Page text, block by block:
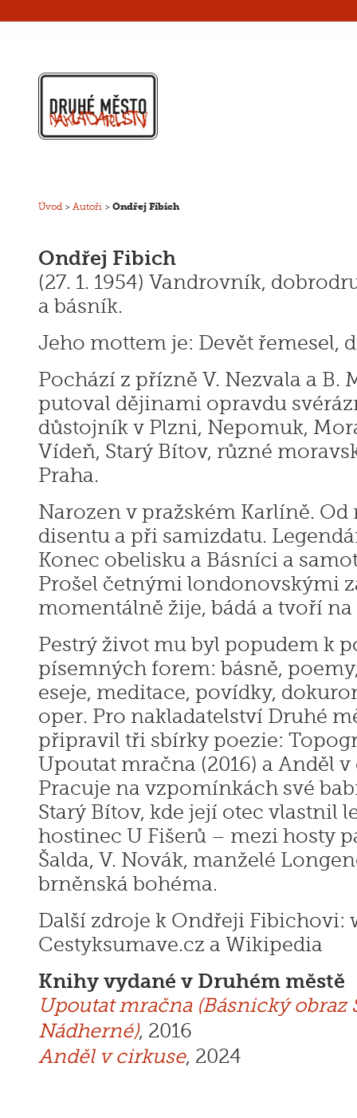
Úvod > Autoři > Ondřej Fibich
Ondřej Fibich
(27. 1. 1954) Vandrovník,
a básník.
Jeho mottem je: Devět řemesel,
Pochází z přízně V. Nezvala a B.
putoval dějinami opravdu
důstojník v Plzni, Nepomuk,
Vídeň, Starý Bítov, různé
Praha.
Narozen v pražském Karlíně. Od
disentu a při samizdatu.
Konec obelisku a Básníci a
Prošel četnými londonovskými
momentálně žije, bádá a tvoří na
Pestrý život mu byl popudem k
písemných forem: básně,
eseje, meditace, povídky,
oper. Pro nakladatelství Druhé
připravil tři sbírky poezie:
Upoutat mračna (2016) a Anděl v
Pracuje na vzpomínkách své
Starý Bítov, kde její otec vlastnil
hostinec U Fišerů – mezi hosty
Šalda, V. Novák, manželé
brněnská bohéma.
Další zdroje k Ondřeji Fibichovi:
Cestyksumave.cz a Wikipedia
Knihy vydané v Druhém městě
Upoutat mračna (Básnický obraz
Nádherné), 2016
Anděl v cirkuse, 2024